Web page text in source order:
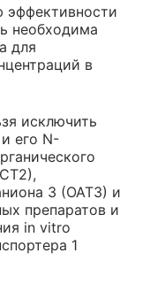
эффективности
необходима
для
в
исключить
его N-
3 (ОАТЗ) и
препаратов и
in vitro
1